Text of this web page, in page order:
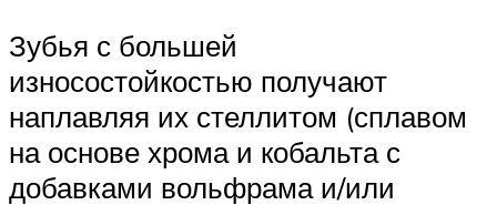
Зубья с большей
износостойкостью получают
наплавляя их стеллитом (сплавом
на основе хрома и кобальта с
добавками вольфрама и/или